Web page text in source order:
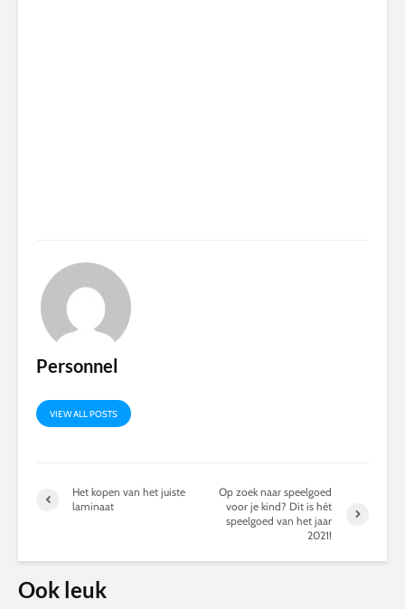
Personnel
VIEW ALL POSTS
Het kopen van het juiste
laminaat
Op zoek naar speelgoed
voor je kind? Dit is hét
speelgoed van het jaar
2021!
Ook leuk